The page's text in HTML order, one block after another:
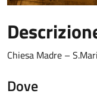
Chiesa Madre –
Dove